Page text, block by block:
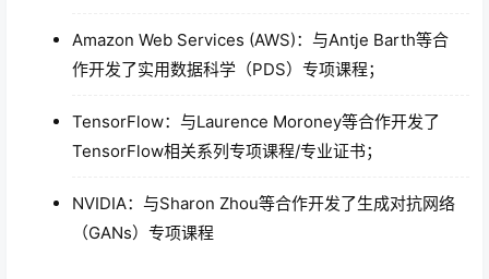
Amazon Web Services (AWS)：与Antje Barth等合
作开发了实用数据科学（PDS）专项课程；
TensorFlow：与Laurence Moroney等合作开发了
TensorFlow相关系列专项课程/专业证书；
NVIDIA：与Sharon Zhou等合作开发了生成对抗网络
（GANs）专项课程